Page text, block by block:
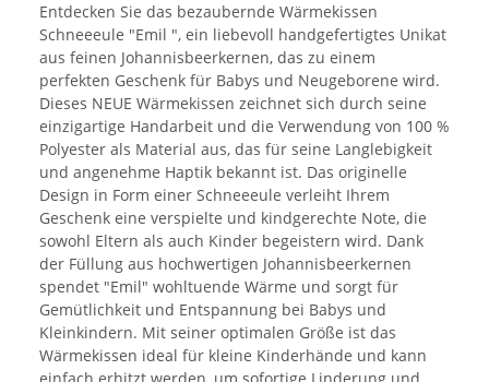
Entdecken Sie das bezaubernde Wärmekissen
Schneeeule "Emil ", ein liebevoll handgefertigtes Unikat
aus feinen Johannisbeerkernen, das zu einem
perfekten Geschenk für Babys und Neugeborene wird.
Dieses NEUE Wärmekissen zeichnet sich durch seine
einzigartige Handarbeit und die Verwendung von 100 %
Polyester als Material aus, das für seine Langlebigkeit
und angenehme Haptik bekannt ist. Das originelle
Design in Form einer Schneeeule verleiht Ihrem
Geschenk eine verspielte und kindgerechte Note, die
sowohl Eltern als auch Kinder begeistern wird. Dank
der Füllung aus hochwertigen Johannisbeerkernen
spendet "Emil" wohltuende Wärme und sorgt für
Gemütlichkeit und Entspannung bei Babys und
Kleinkindern. Mit seiner optimalen Größe ist das
Wärmekissen ideal für kleine Kinderhände und kann